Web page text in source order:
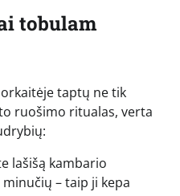
tobulam
taptų ne tik
ruošimo ritualas, verta
lašišą kambario
– taip ji kepa